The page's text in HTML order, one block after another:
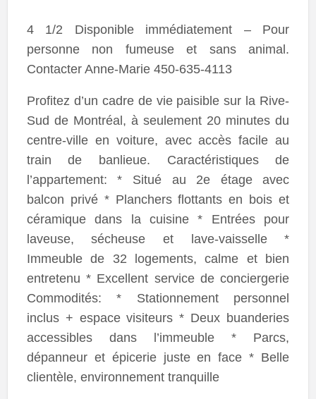
4 1/2 Disponible immédiatement – Pour
personne non fumeuse et sans animal.
Contacter Anne-Marie 450-635-4113
Profitez d’un cadre de vie paisible sur la Rive-
Sud de Montréal, à seulement 20 minutes du
centre-ville en voiture, avec accès facile au
train de banlieue. Caractéristiques de
l’appartement: * Situé au 2e étage avec
balcon privé * Planchers flottants en bois et
céramique dans la cuisine * Entrées pour
laveuse, sécheuse et lave-vaisselle *
Immeuble de 32 logements, calme et bien
entretenu * Excellent service de conciergerie
Commodités: * Stationnement personnel
inclus + espace visiteurs * Deux buanderies
accessibles dans l’immeuble * Parcs,
dépanneur et épicerie juste en face * Belle
clientèle, environnement tranquille